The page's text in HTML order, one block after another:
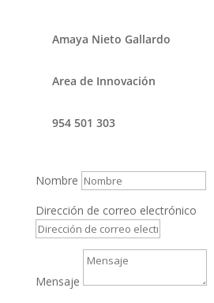
Amaya Nieto Gallardo
Area de Innovación
954 501 303
Nombre
Dirección de correo electrónico
Mensaje